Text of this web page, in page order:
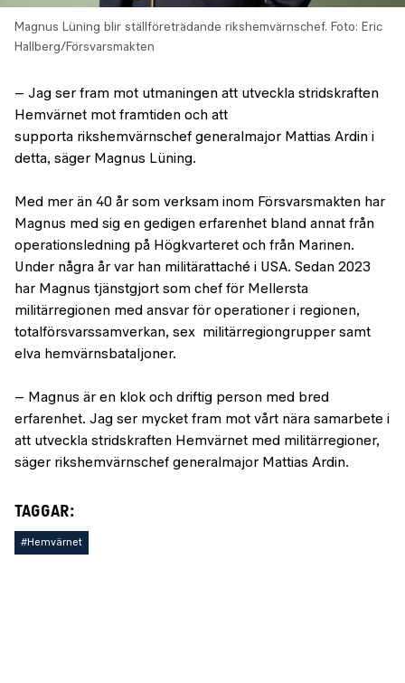
Magnus Lüning blir ställföreträdande rikshemvärnschef. Foto: Eric
Hallberg/Försvarsmakten
– Jag ser fram mot utmaningen att utveckla stridskraften
Hemvärnet mot framtiden och att
supporta rikshemvärnschef generalmajor Mattias Ardin i
detta, säger Magnus Lüning.
Med mer än 40 år som verksam inom Försvarsmakten har
Magnus med sig en gedigen erfarenhet bland annat från
operationsledning på Högkvarteret och från Marinen.
Under några år var han militärattaché i USA. Sedan 2023
har Magnus tjänstgjort som chef för Mellersta
militärregionen med ansvar för operationer i regionen,
totalförsvarssamverkan, sex militärregiongrupper samt
elva hemvärnsbataljoner.
– Magnus är en klok och driftig person med bred
erfarenhet. Jag ser mycket fram mot vårt nära samarbete i
att utveckla stridskraften Hemvärnet med militärregioner,
säger rikshemvärnschef generalmajor Mattias Ardin.
TAGGAR:
#Hemvärnet